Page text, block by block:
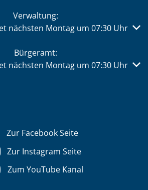
Verwaltung:
Öffnungs- oder Schließzeiten
nächsten Montag um 07:30 Uhr
Bürgeramt:
Öffnungs- oder Schließzeiten
nächsten Montag um 07:30 Uhr
Zur Facebook Seite
Zur Instagram Seite
Zum YouTube Kanal